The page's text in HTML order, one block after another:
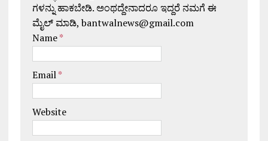
ಗಳನ್ನು ಹಾಕಬೇಡಿ. ಅಂಥದ್ದೇನಾದರೂ ಇದ್ದರೆ ನಮಗೆ ಈ
ಮೈಲ್ ಮಾಡಿ, bantwalnews@gmail.com
Name*
Email*
Website